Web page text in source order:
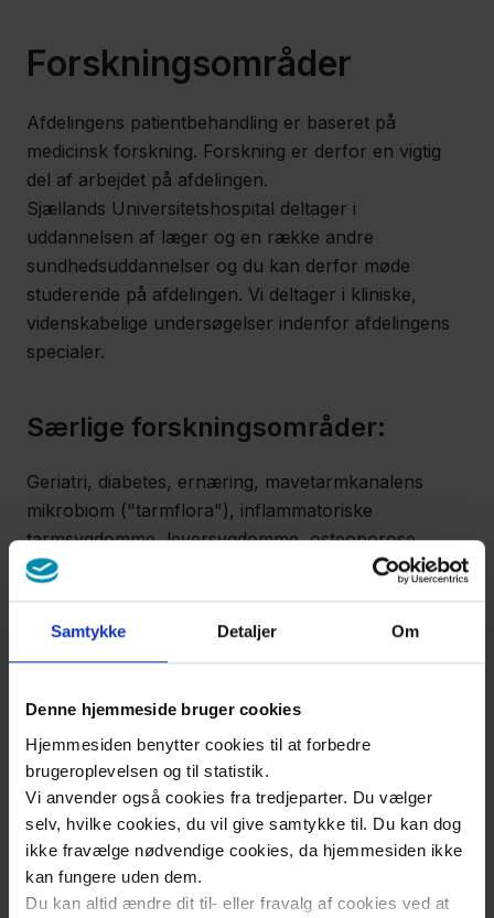
Samtykke Detaljer Om
Denne hjemmeside bruger cookies
Hjemmesiden benytter cookies til at forbedre
brugeroplevelsen og til statistik.
Vi anvender også cookies fra tredjeparter. Du vælger
selv, hvilke cookies, du vil give samtykke til. Du kan dog
ikke fravælge nødvendige cookies, da hjemmesiden ikke
kan fungere uden dem.
Du kan altid ændre dit til- eller fravalg af cookies ved at
Om
Kontakt
Forskningsområder
Afdelingens patientbehandling er baseret på
medicinsk forskning. Forskning er derfor en vigtig
del af arbejdet på afdelingen.
Sjællands Universitetshospital deltager i
uddannelsen af læger og en række andre
sundhedsuddannelser og du kan derfor møde
studerende på afdelingen. Vi deltager i kliniske,
videnskabelige undersøgelser indenfor afdelingens
specialer.
Særlige forskningsområder​:
Geriatri, diabetes, ernæring, mavetarmkanalens
mikrobiom ("tarmflora"), inflammatoriske
tarmsygdomme, leversygdomme, osteoporose
(knogleskørhed), sygepleje, funktionelle
mavetarmlidelser, infektiøse mavetarmlidelser,
kroniske diarrésygdomme, herunder mikroskopisk
Professorat
Ni af afdelingens overlæger er ansat som kliniske
lektorer ved Københavns Universitet. Afdelingen har
ansat Connie Berthelsen som Professor i Klinisk
Sygepleje.